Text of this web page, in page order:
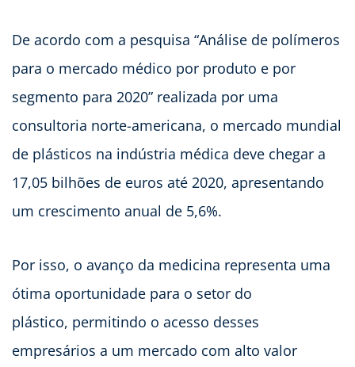
De acordo com a pesquisa “Análise de polímeros
para o mercado médico por produto e por
segmento para 2020” realizada por uma
consultoria norte-americana, o mercado mundial
de plásticos na indústria médica deve chegar a
17,05 bilhões de euros até 2020, apresentando
um crescimento anual de 5,6%.
Por isso, o avanço da medicina representa uma
ótima oportunidade para o setor do
plástico, permitindo o acesso desses
empresários a um mercado com alto valor